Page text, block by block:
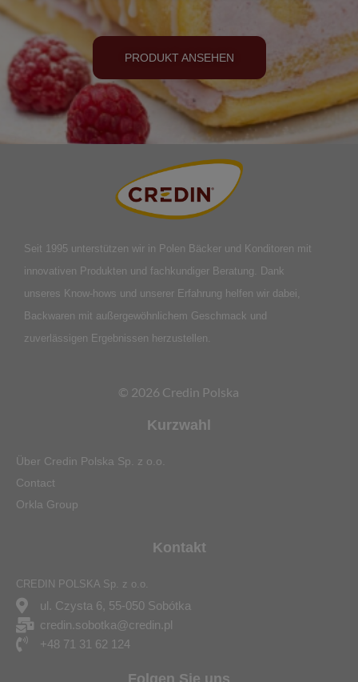
PRODUKT ANSEHEN
Seit 1995 unterstützen wir in Polen Bäcker und Konditoren mit
innovativen Produkten und fachkundiger Beratung. Dank
unseres Know-hows und unserer Erfahrung helfen wir dabei,
Backwaren mit außergewöhnlichem Geschmack und
zuverlässigen Ergebnissen herzustellen.
© 2026 Credin Polska
Kurzwahl
Über Credin Polska Sp. z o.o.
Contact
Orkla Group
Kontakt
CREDIN POLSKA Sp. z o.o.
ul. Czysta 6, 55-050 Sobótka
credin.sobotka@credin.pl
+48 71 31 62 124
Folgen Sie uns